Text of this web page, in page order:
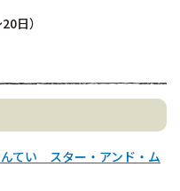
日）
てい スター・アンド・ム